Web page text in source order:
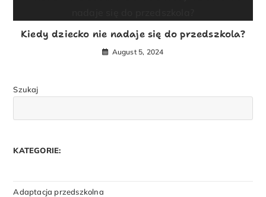
Kiedy dziecko nie nadaje się do przedszkola?
August 5, 2024
Szukaj
KATEGORIE:
Adaptacja przedszkolna